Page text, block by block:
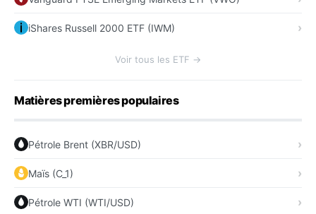
iShares Russell 2000 ETF (IWM)
Voir tous les ETF →
Matières premières populaires
Pétrole Brent (XBR/USD)
Maïs (C_1)
Pétrole WTI (WTI/USD)